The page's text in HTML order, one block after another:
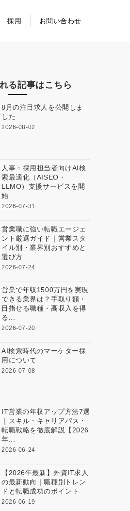
採用 お問い合わせ
る記事はこちら
8月の注目求人を公開しま
した
2026-08-02
人事・採用担当者向けAI検
索最適化（AISEO・
LLMO）支援サービスを開
始
2026-07-31
営業職に強い転職エージェ
ント厳選ガイド｜営業スタ
イル別・業界別おすすめと
選び方
2026-07-24
営業で年収1500万円を実現
できる業界は？手取り額・
目指せる職種・高収入を得
る...
2026-07-20
AI検索時代のマーケター採
用について
2026-07-08
IT営業の年収アップ方法7選
｜スキル・キャリアパス・
転職戦略を徹底解説【2026
年...
2026-06-24
【2026年最新】外資IT求人
の最新動向｜職種別トレン
ドと転職成功のポイント
2026-06-19